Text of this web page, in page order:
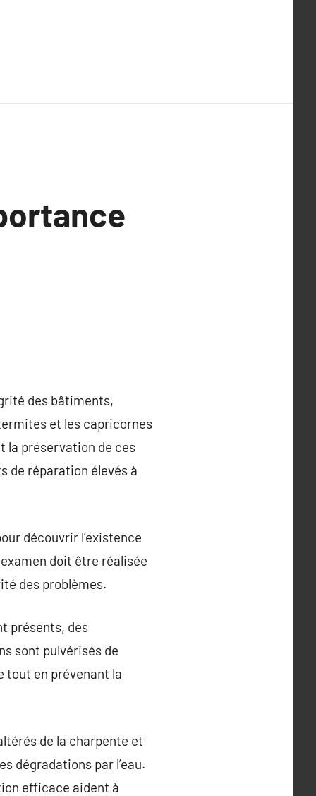
des bâtiments,
et les capricornes
la préservation de ces
de réparation élevés à
découvrir l’existence
doit être réalisée
des problèmes.
présents, des
sont pulvérisés de
tout en prévenant la
de la charpente et
dégradations par l’eau.
efficace aident à